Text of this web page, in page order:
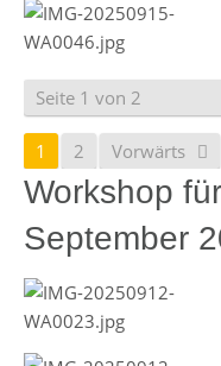
Seite 1 von 2
1 2 Vorwärts
Workshop
September